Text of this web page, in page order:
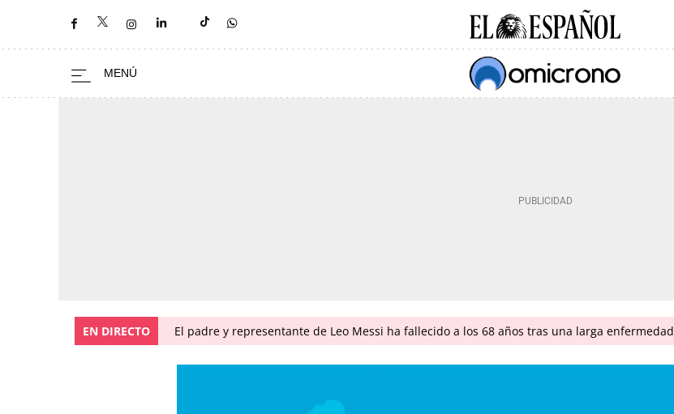
EN DIRECTO El padre y representante de Leo Messi ha fallecido a los 68 años tras una larga enfermedad